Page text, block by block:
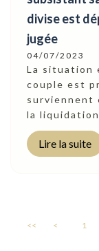
divise est
jugée
04/07/2023
La situation
couple est
surviennent
la
Lire la suite
<< < 1